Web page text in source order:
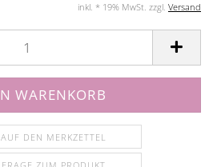
inkl. * 19% MwSt. zzgl. Versand
AUF DEN MERKZETTEL